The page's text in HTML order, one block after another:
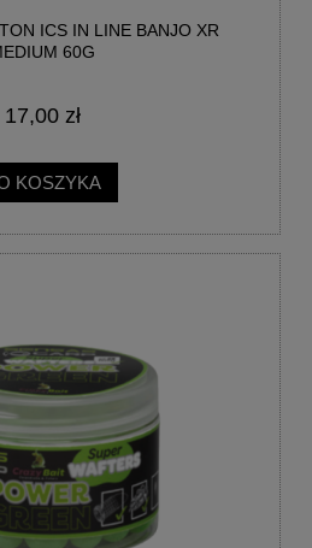
ICS IN LINE BANJO XR
60G
17,00 zł
KOSZYKA